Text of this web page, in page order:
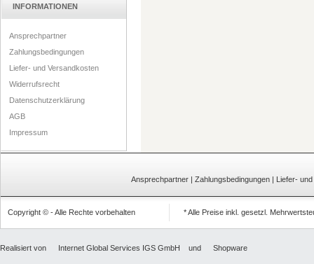
INFORMATIONEN
Ansprechpartner
Zahlungsbedingungen
Liefer- und Versandkosten
Widerrufsrecht
Datenschutzerklärung
AGB
Impressum
Ansprechpartner | Zahlungsbedingungen | Liefer-
Copyright © - Alle Rechte vorbehalten * Alle Preise inkl. gesetzl.
Realisiert von Internet Global Services IGS GmbH und Shopware